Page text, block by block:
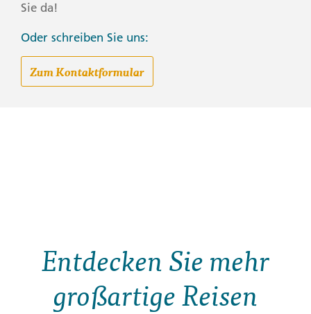
Sie da!
Oder schreiben Sie uns:
Zum Kontaktformular
Entdecken Sie mehr
großartige Reisen